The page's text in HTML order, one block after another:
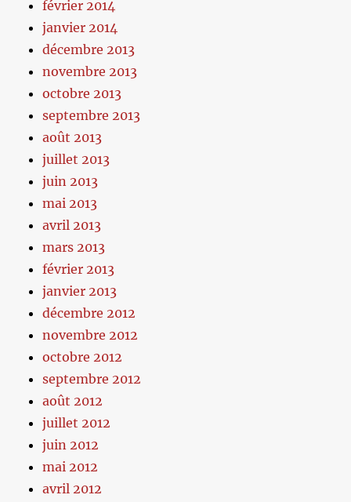
février 2014
janvier 2014
décembre 2013
novembre 2013
octobre 2013
septembre 2013
août 2013
juillet 2013
juin 2013
mai 2013
avril 2013
mars 2013
février 2013
janvier 2013
décembre 2012
novembre 2012
octobre 2012
septembre 2012
août 2012
juillet 2012
juin 2012
mai 2012
avril 2012